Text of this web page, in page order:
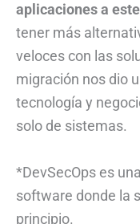
aplicaciones a
tener más
veloces con las
migración nos dio
tecnología y
solo de sistemas.
*DevSecOps es
software donde la
principio.